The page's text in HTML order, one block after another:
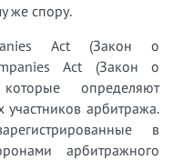
же спору.
Act (Закон о
Act (Закон о
определяют
участников арбитража.
в
арбитражного